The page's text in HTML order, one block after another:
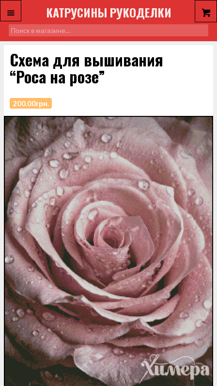
КАТРУСИНЫ РУКОДЕЛКИ
Схема для вышивания
“Роса на розе”
200.00грн.